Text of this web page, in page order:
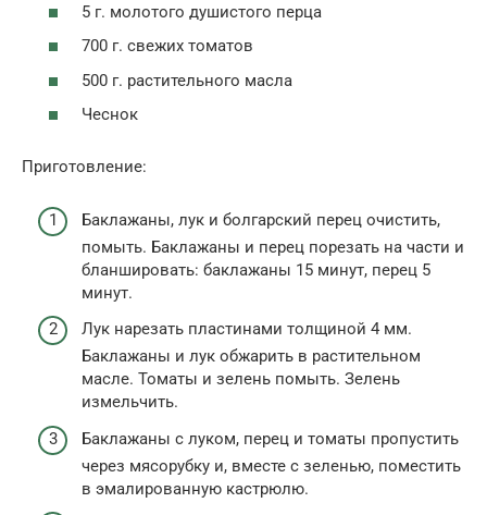
5 г. молотого душистого перца
700 г. свежих томатов
500 г. растительного масла
Чеснок
Приготовление:
Баклажаны, лук и болгарский перец очистить,
помыть. Баклажаны и перец порезать на части и
бланшировать: ба­клажаны 15 минут, перец 5
минут.
Лук нарезать пластинами толщиной 4 мм.
Баклажаны и лук обжарить в рас­тительном
масле. Томаты и зелень по­мыть. Зелень
измельчить.
Баклажаны с луком, перец и томаты пропустить
через мясорубку и, вместе с зеленью, поместить
в эмалированную кастрюлю.